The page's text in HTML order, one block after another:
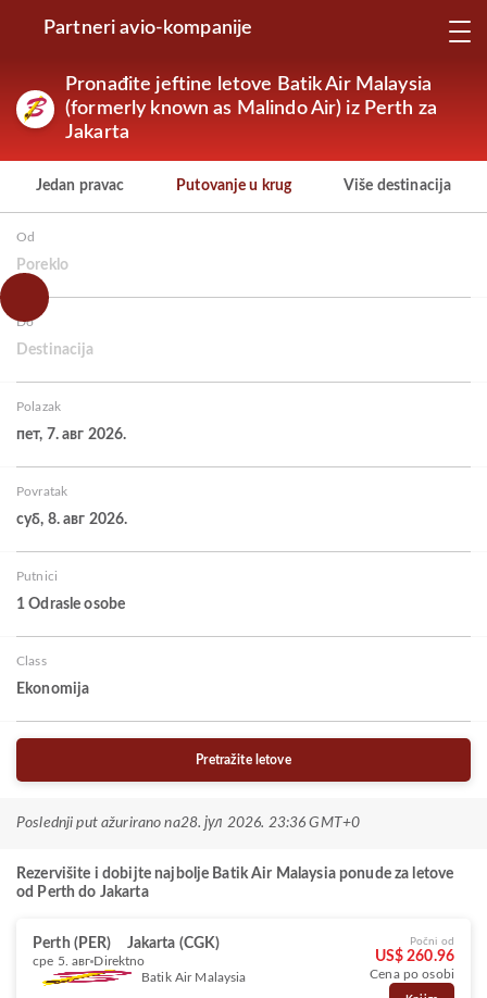
Partneri avio-kompanije
Pronađite jeftine letove Batik Air Malaysia
(formerly known as Malindo Air) iz Perth za
Jakarta
Jedan pravac Putovanje u krug Više destinacija
Od
Poreklo
Do
Destinacija
Polazak
пет, 7. авг 2026.
Povratak
суб, 8. авг 2026.
Putnici
1 Odrasle osobe
Class
Ekonomija
Pretražite letove
Poslednji put ažurirano na28. јул 2026. 23:36 GMT+0
Rezervišite i dobijte najbolje Batik Air Malaysia ponude za letove
od Perth do Jakarta
Perth (PER) Jakarta (CGK)
сре 5. авг Direktno
Batik Air Malaysia
Počni od
US$ 260.96
Cena po osobi